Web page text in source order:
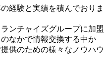
経験と実績を積んでおりま
ンチャイズグループに加盟
なかで情報交換する中か
供のための様々なノウハウ